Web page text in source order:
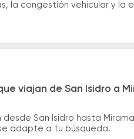
la congestión vehicular y la
viajan de San Isidro a
San Isidro hasta
adapte a tu búsqueda.